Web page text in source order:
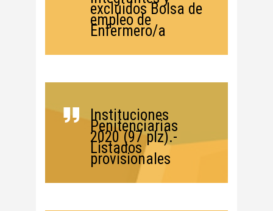
excluidos Bolsa de
empleo de
Enfermero/a
Instituciones
Penitenciarias
2020 (97 plz).-
Listados
provisionales